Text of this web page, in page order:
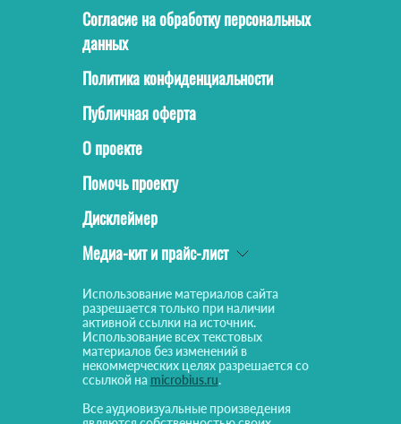
Согласие на обработку персональных
данных
Политика конфиденциальности
Публичная оферта
О проекте
Помочь проекту
Дисклеймер
Медиа-кит и прайс-лист
Использование материалов сайта
разрешается только при наличии
активной ссылки на источник.
Использование всех текстовых
материалов без изменений в
некоммерческих целях разрешается со
ссылкой на microbius.ru.
Все аудиовизуальные произведения